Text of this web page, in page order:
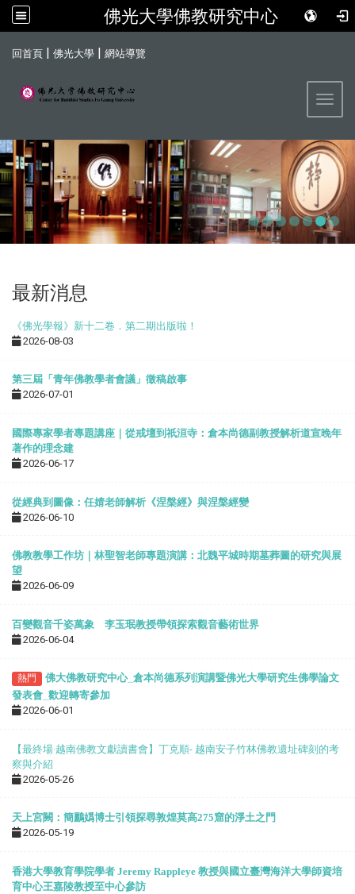
佛光大學佛教研究中心
回首頁 | 佛光大學 | 網站導覽
最新消息
《佛光學報》新十二卷．第二期出版啦！
2026-08-03
第三屆「青年佛教學者會議」徵稿啟事
2026-07-01
國際專家學者專題講座｜從戒壇到祇洹寺：倉本尚德副教授解析道宣晚年
著作的理念建
2026-06-17
從經典到圖像：任婧老師解析《涅槃經》與涅槃經變
2026-06-10
佛教教學工作坊｜林聖智老師專題演講：北魏平城時期墓葬圖的研究與展
望
2026-06-09
百變觀音千姿萬象 李玉珉教授帶領探索觀音藝術世界
2026-06-04
熱門 佛大佛教研究中心_倉本尚德系列演講暨佛光大學研究生佛學論文
發表會 歡迎轉寄參加
2026-06-01
【最終場·越南佛教文獻讀書會】丁克順- 越南安子竹林佛教遺址碑刻的考
察與介紹
2026-05-26
天上宮闕：簡鸝嬀博士引領探尋敦煌莫高275窟的淨土之門
2026-05-19
香港大學教育學院學者 Jeremy Rappleye 教授與國立臺灣海洋大學師資培
育中心王嘉陵教授至中心參訪